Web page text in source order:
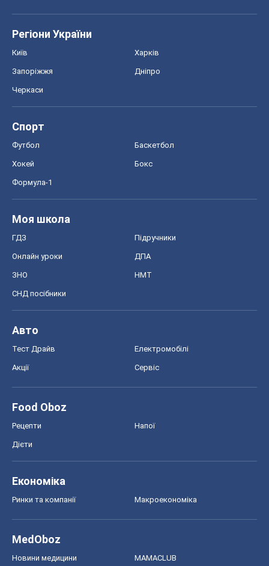
Регіони України
Київ Харків
Запоріжжя Дніпро
Черкаси
Спорт
Футбол Баскетбол
Хокей Бокс
Формула-1
Моя школа
ГДЗ Підручники
Онлайн уроки ДПА
ЗНО НМТ
СНД посібники
Авто
Тест Драйв Електромобілі
Акції Сервіс
Food Oboz
Рецепти Напої
Дієти
Економіка
Ринки та компанії Макроекономіка
MedOboz
Новини медицини MAMACLUB